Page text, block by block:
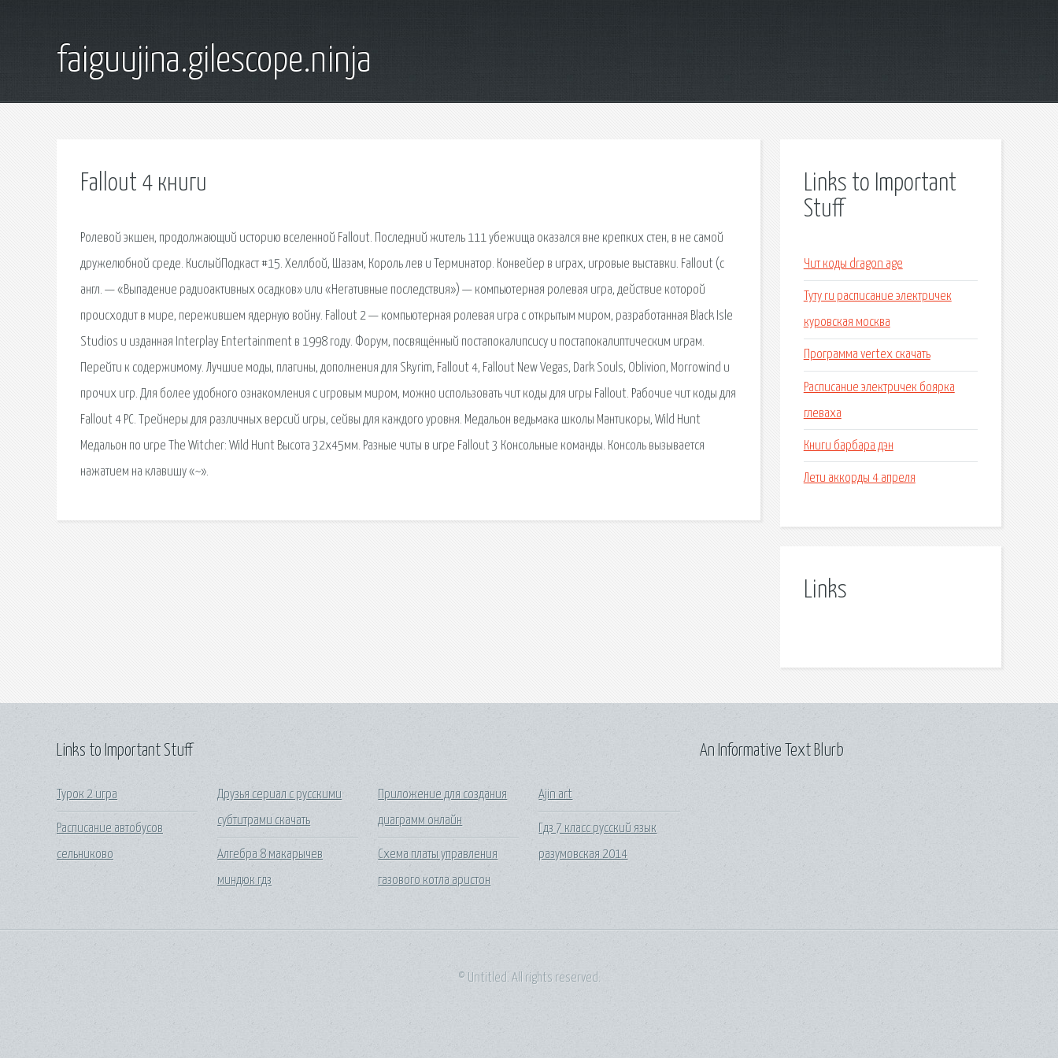
faiguujina.gilescope.ninja
Fallout 4 книги
Ролевой экшен, продолжающий историю вселенной Fallout. Последний житель 111 убежища оказался вне крепких стен, в не самой
дружелюбной среде. КислыйПодкаст #15. Хеллбой, Шазам, Король лев и Терминатор. Конвейер в играх, игровые выставки. Fallout (с
англ. — «Выпадение радиоактивных осадков» или «Негативные последствия») — компьютерная ролевая игра, действие которой
происходит в мире, пережившем ядерную войну. Fallout 2 — компьютерная ролевая игра с открытым миром, разработанная Black Isle
Studios и изданная Interplay Entertainment в 1998 году. Форум, посвящённый постапокалипсису и постапокалиптическим играм.
Перейти к содержимому. Лучшие моды, плагины, дополнения для Skyrim, Fallout 4, Fallout New Vegas, Dark Souls, Oblivion, Morrowind и
прочих игр. Для более удобного ознакомления с игровым миром, можно использовать чит коды для игры Fallout. Рабочие чит коды для
Fallout 4 PC. Трейнеры для различных версий игры, сейвы для каждого уровня. Медальон ведьмака школы Мантикоры, Wild Hunt
Медальон по игре The Witcher: Wild Hunt Высота 32x45мм. Разные читы в игре Fallout 3 Консольные команды. Консоль вызывается
нажатием на клавишу «~».
Links to Important
Stuff
Чит коды dragon age
Туту ru расписание электричек
куровская москва
Программа vertex скачать
Расписание электричек боярка
глеваха
Книги барбара дэн
Лети аккорды 4 апреля
Links
Links to Important Stuff
Турок 2 игра
Расписание автобусов
сельниково
Друзья сериал с русскими
субтитрами скачать
Алгебра 8 макарычев
миндюк гдз
Приложение для создания
диаграмм онлайн
Схема платы управления
газового котла аристон
Ajin art
Гдз 7 класс русский язык
разумовская 2014
An Informative Text Blurb
© Untitled. All rights reserved.